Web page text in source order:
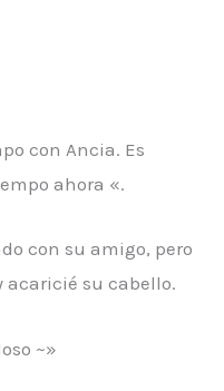
con Ancia. Es
ahora «.
con su amigo, pero
acaricié su cabello.
~»